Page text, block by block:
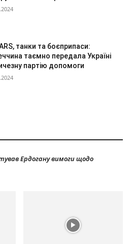
танки та боєприпаси:
таємно передала Україні
партію допомоги
Ердогану вимоги щодо